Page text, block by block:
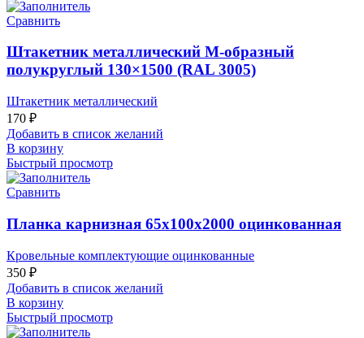
Сравнить
Штакетник металлический М-образный
полукруглый 130×1500 (RAL 3005)
Штакетник металлический
170 ₽
Добавить в список желаний
В корзину
Быстрый просмотр
Сравнить
Планка карнизная 65х100х2000 оцинкованная
Кровельные комплектующие оцинкованные
350 ₽
Добавить в список желаний
В корзину
Быстрый просмотр